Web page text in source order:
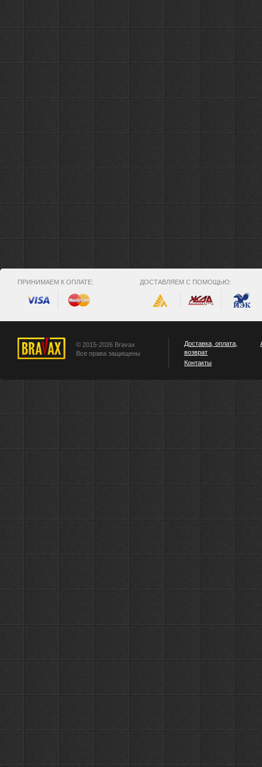
ПРИНИМАЕМ К ОПЛАТЕ: ДОСТАВЛЯЕМ С ПОМОЩЬЮ:
© 2015-2026 Bravax
Все права защищены
Доставка, оплата,
возврат
Контакты